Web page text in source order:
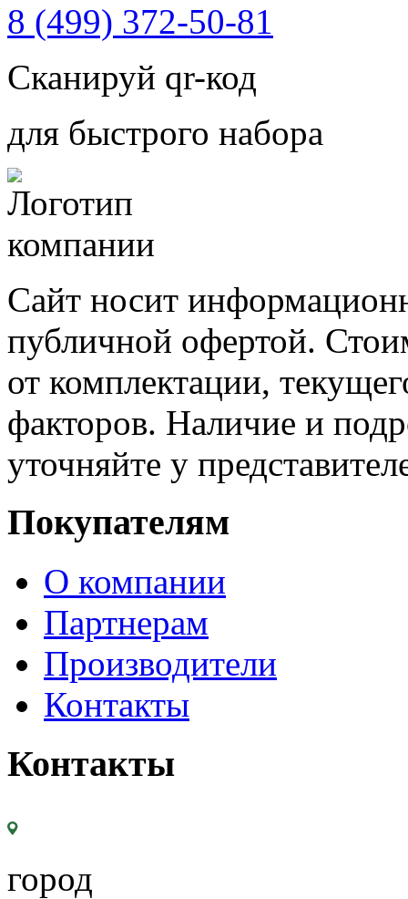
8 (499) 372-50-81
Сканируй qr-код
для быстрого набора
Сайт носит
публичной офертой.
от комплектации,
факторов. Наличие и
уточняйте у
Покупателям
О компании
Партнерам
Производители
Контакты
Контакты
город